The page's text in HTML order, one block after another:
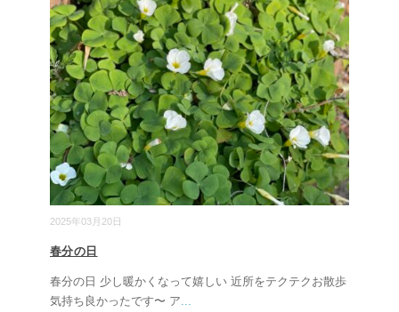
2025年03月20日
春分の日
春分の日 少し暖かくなって嬉しい 近所をテクテクお散歩
気持ち良かったです〜 ア...